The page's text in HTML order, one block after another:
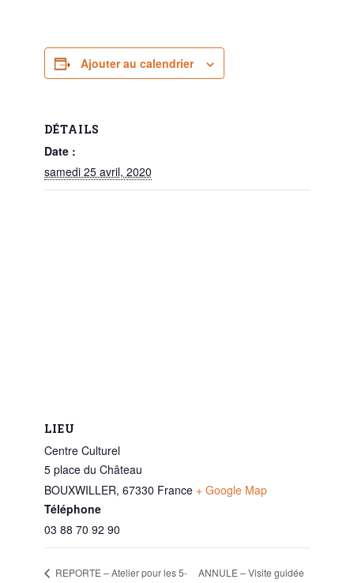
Ajouter au calendrier
DÉTAILS
Date :
samedi 25 avril, 2020
LIEU
Centre Culturel
5 place du Château
BOUXWILLER, 67330 France + Google Map
Téléphone
03 88 70 92 90
REPORTE – Atelier pour les 5-
ANNULE – Visite guidée